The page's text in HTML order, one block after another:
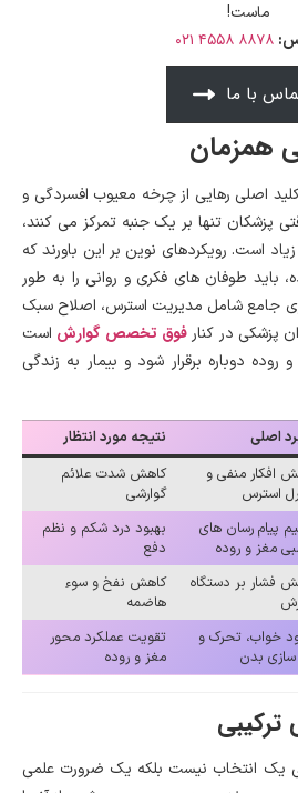
ماست!
۸۸۷۸ ۴۵۵۸ ۰۲۱
با ما
همزمان
اصلی رهایی از چرخه معیوب افسردگی و
پزشکان تنها بر یک جنبه تمرکز می کنند،
است. رویکردهای نوین بر این باورند که
باید طوفان های فکری و روانی را به طور
جامع شامل مدیریت استرس، اصلاح سبک
پزشکی در کنارفوق تخصص گوارش است
دوباره برقرار شود و بیمار به زندگی
اصلی
نتیجه مورد انتظار
افکار منفی و
استرس
کاهش شدت علائم
گوارشی
پیام رسان های
مغز و روده
بهبود درد شکم و نظم
دفع
فشار بر دستگاه
کاهش نفخ و سوء
هاضمه
خواب، تحرک و
سازی بدن
تقویت عملکرد محور
مغز و روده
یک انتخاب نیست بلکه یک ضرورت علمی